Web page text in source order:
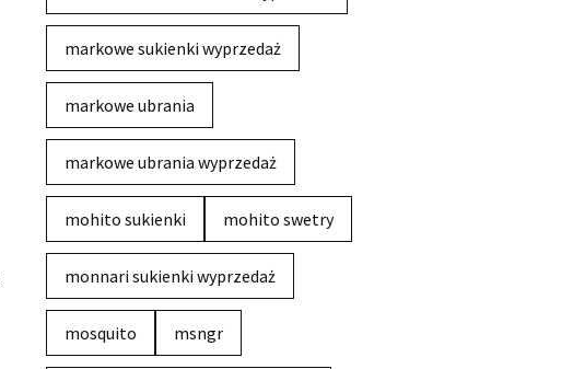
markowe sukienki wyprzedaż
markowe ubrania
markowe ubrania wyprzedaż
mohito sukienki mohito swetry
monnari sukienki wyprzedaż
mosquito msngr